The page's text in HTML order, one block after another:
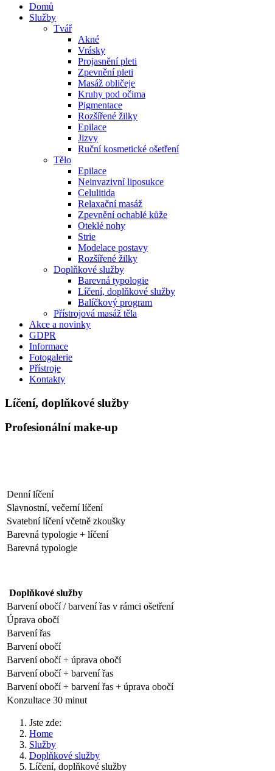
Domů
Služby
Tvář
Akné
Vrásky
Projasnění pleti
Zpevnění pleti
Masáž obličeje
Kruhy pod očima
Pigmentace
Rozšířené žilky
Epilace
Jizvy
Ruční kosmetické ošetření
Tělo
Epilace
Neinvazivní liposukce
Celulitida
Relaxační masáž
Zpevnění ochablé kůže
Oteklé nohy
Strie
Modelace postavy
Rozšířené žilky
Doplňkové služby
Barevná typologie
Líčení, doplňkové služby
Balíčkový program
Přístrojová masáž těla
Akce a novinky
GDPR
Informace
Fotogalerie
Přístroje
Kontakty
Líčení, doplňkové služby
Profesionální make-up
Slavnostní, večerní líčení
Svatební líčení včetně zkoušky
Barevná typologie + líčení
Barevná typologie
Doplňkové služby
Barvení obočí / barvení řas v rámci ošetření
Barvení řas
Barvení obočí
Barvení obočí + úprava obočí
Barvení obočí + barvení řas
Barvení obočí + barvení řas + úprava obočí
Konzultace 30 minut
Jste zde:
Home
Služby
Doplňkové služby
Líčení, doplňkové služby